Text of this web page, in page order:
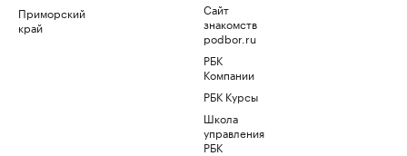
Приморский
край
Сайт
знакомств
podbor.ru
РБК
Компании
РБК Курсы
Школа
управления
РБК